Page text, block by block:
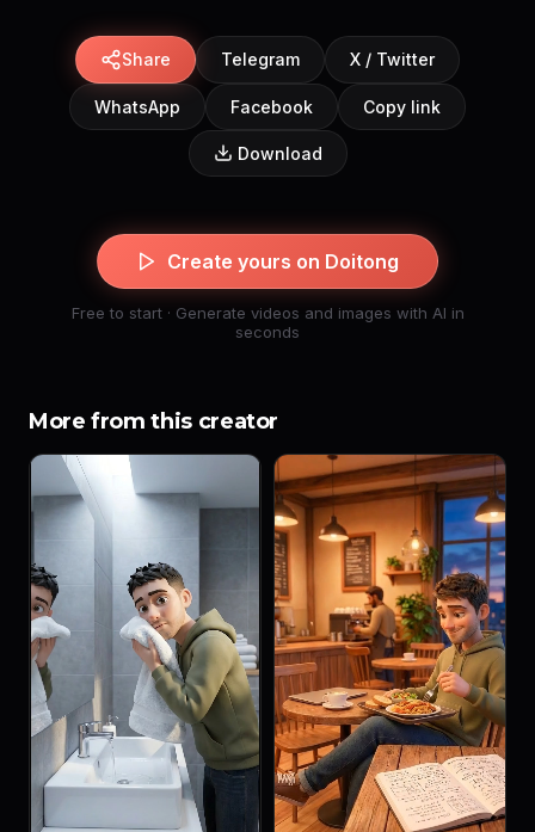
Share Telegram X / Twitter
WhatsApp Facebook Copy link
Download
Create yours on Doitong
Free to start · Generate videos and images with AI in
seconds
More from this creator